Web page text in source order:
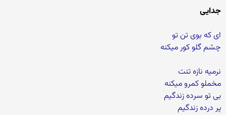
جدایی
ای که بوی تن تو
چشم گلو کور میکنه
نرمیه نازه تنت
مخملو کمرو میکنه
بی تو سرده زندگیم
پر درده زندگیم